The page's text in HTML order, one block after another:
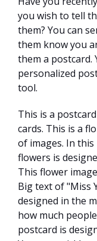
you wish to tell
them? You can
them know you
them a postcard.
personalized
tool.
This is a
cards. This is a
of images. In
flowers is
This flower
Big text of "Miss
designed in the
how much
postcard is